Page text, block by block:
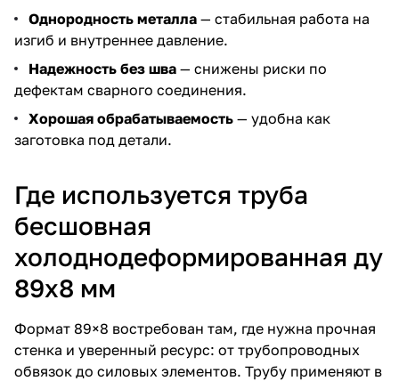
Однородность металла — стабильная работа на
изгиб и внутреннее давление.
Надежность без шва — снижены риски по
дефектам сварного соединения.
Хорошая обрабатываемость — удобна как
заготовка под детали.
Где используется труба
бесшовная
холоднодеформированная ду
89х8 мм
Формат 89×8 востребован там, где нужна прочная
стенка и уверенный ресурс: от трубопроводных
обвязок до силовых элементов. Трубу применяют в